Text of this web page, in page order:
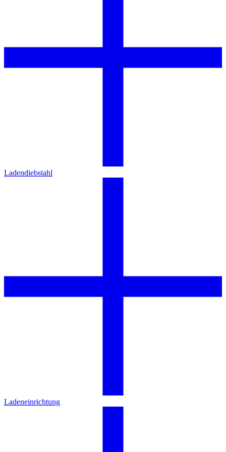
Ladendiebstahl
Ladeneinrichtung